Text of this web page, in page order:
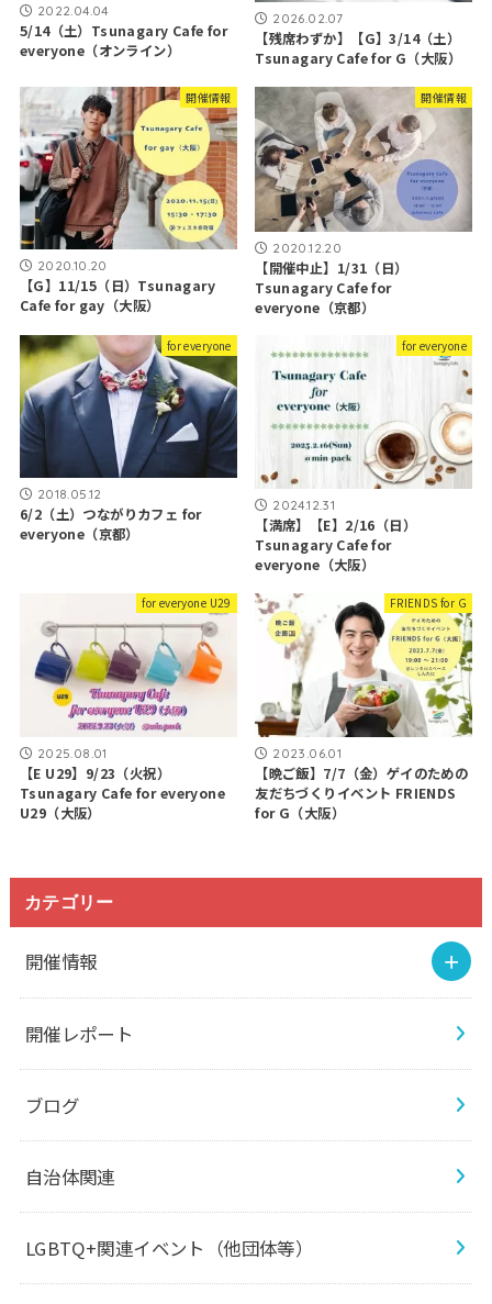
2022.04.04
5/14（土）Tsunagary Cafe for
everyone（オンライン）
2026.02.07
【残席わずか】【G】3/14（土）
Tsunagary Cafe for G（大阪）
開催情報
2020.10.20
【G】11/15（日）Tsunagary
Cafe for gay（大阪）
開催情報
2020.12.20
【開催中止】1/31（日）
Tsunagary Cafe for
everyone（京都）
for everyone
2018.05.12
6/2（土）つながりカフェ for
everyone（京都）
for everyone
2024.12.31
【満席】【E】2/16（日）
Tsunagary Cafe for
everyone（大阪）
for everyone U29
2025.08.01
【E U29】9/23（火祝）
Tsunagary Cafe for everyone
U29（大阪）
FRIENDS for G
2023.06.01
【晩ご飯】7/7（金）ゲイのための
友だちづくりイベント FRIENDS
for G（大阪）
カテゴリー
開催情報
開催レポート
ブログ
自治体関連
LGBTQ+関連イベント（他団体等）